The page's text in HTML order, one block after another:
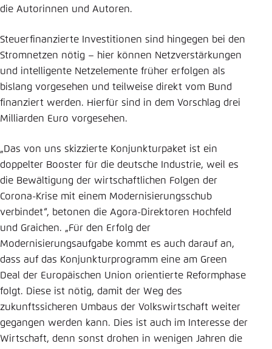
die Autorinnen und Autoren.
Steuerfinanzierte Investitionen sind hingegen bei den
Stromnetzen nötig – hier können Netzverstärkungen
und intelligente Netzelemente früher erfolgen als
bislang vorgesehen und teilweise direkt vom Bund
finanziert werden. Hierfür sind in dem Vorschlag drei
Milliarden Euro vorgesehen.
„Das von uns skizzierte Konjunkturpaket ist ein
doppelter Booster für die deutsche Industrie, weil es
die Bewältigung der wirtschaftlichen Folgen der
Corona-Krise mit einem Modernisierungsschub
verbindet“, betonen die Agora-Direktoren Hochfeld
und Graichen. „Für den Erfolg der
Modernisierungsaufgabe kommt es auch darauf an,
dass auf das Konjunkturprogramm eine am Green
Deal der Europäischen Union orientierte Reformphase
folgt. Diese ist nötig, damit der Weg des
zukunftssicheren Umbaus der Volkswirtschaft weiter
gegangen werden kann. Dies ist auch im Interesse der
Wirtschaft, denn sonst drohen in wenigen Jahren die